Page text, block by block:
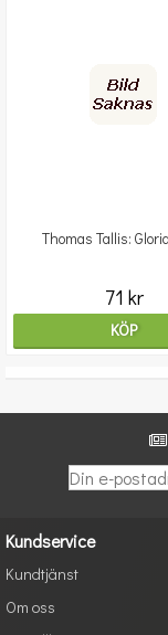
Thomas Tallis:
71 kr
KÖP
Kundservice
Kundtjänst
Om oss